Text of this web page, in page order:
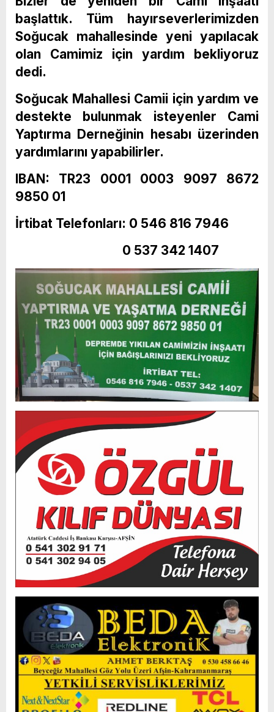
başlattık. Tüm hayırseverlerimizden
Soğucak mahallesinde yeni yapılacak
olan Camimiz için yardım bekliyoruz
dedi.
Soğucak Mahallesi Camii için yardım ve
destekte bulunmak isteyenler Cami
Yaptırma Derneğinin hesabı üzerinden
yardımlarını yapabilirler.
IBAN: TR23 0001 0003 9097 8672
9850 01
İrtibat Telefonları: 0 546 816 7946
0 537 342 1407